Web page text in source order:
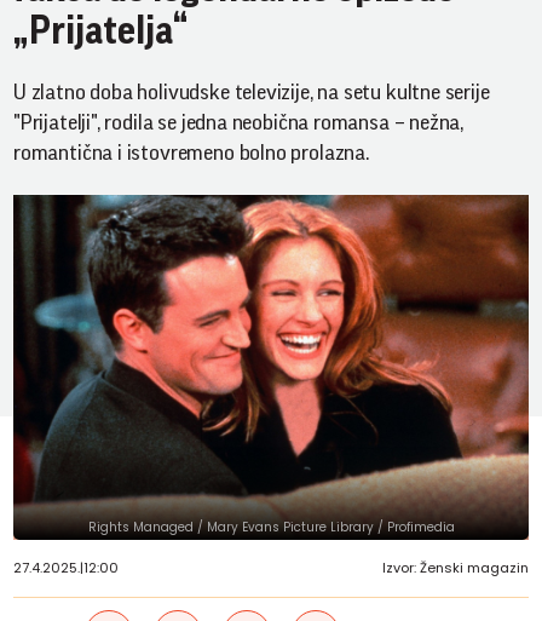
„Prijatelja“
U zlatno doba holivudske televizije, na setu kultne serije
"Prijatelji", rodila se jedna neobična romansa – nežna,
romantična i istovremeno bolno prolazna.
Rights Managed / Mary Evans Picture Library / Profimedia
27.4.2025.|12:00 Izvor: Ženski magazin